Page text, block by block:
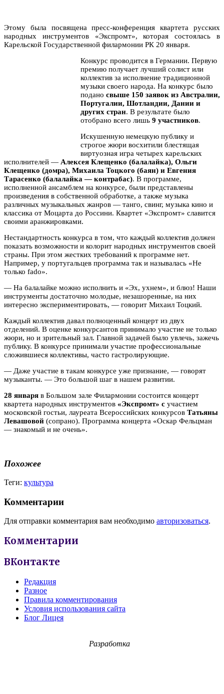
Этому была посвящена пресс-конференция квартета русских
народных инструментов «Экспромт», которая состоялась в
Карельской Государственной филармонии РК 20 января.
Конкурс проводится в Германии. Первую
премию получает лучший солист или
коллектив за исполнение традиционной
музыки своего народа. На конкурс было
подано свыше 150 заявок из Австралии,
Португалии, Шотландии, Дании и
других стран. В результате было
отобрано всего лишь 9 участников.
Искушенную немецкую публику и
строгое жюри восхитили блестящая
виртуозная игра четырех карельских
исполнителей — Алексея Клещенко (балалайка), Ольги
Клещенко (домра), Михаила Тоцкого (баян) и Евгения
Тарасенко (балалайка — контрабас). В программе,
исполненной ансамблем на конкурсе, были представлены
произведения в собственной обработке, а также музыка
различных музыкальных жанров — танго, свинг, музыка кино и
классика от Моцарта до Россини. Квартет «Экспромт» славится
своими аранжировками.
Нестандартность конкурса в том, что каждый коллектив должен
показать возможности и колорит народных инструментов своей
страны. При этом жестких требований к программе нет.
Например, у португальцев программа так и называлась «Не
только fado».
— На балалайке можно исполнить и «Эх, ухнем», и блюз! Наши
инструменты достаточно молодые, незашоренные, на них
интересно экспериментировать, — говорит Михаил Тоцкий.
Каждый коллектив давал полноценный концерт из двух
отделений. В оценке конкурсантов принимало участие не только
жюри, но и зрительный зал. Главной задачей было увлечь, зажечь
публику. В конкурсе принимали участие профессиональные
сложившиеся коллективы, часто гастролирующие.
— Даже участие в такам конкурсе уже признание, — говорят
музыканты. — Это большой шаг в нашем развитии.
28 января в Большом зале Филармонии состоится концерт
квартета народных инструментов «Экспромт» с участием
московской гостьи, лауреата Всероссийских конкурсов Татьяны
Левашовой (сопрано). Программа концерта «Оскар Фельцман
— знакомый и не очень».
Похожее
Теги: культура
Комментарии
Для отправки комментария вам необходимо авторизоваться.
Комментарии
ВКонтакте
Редакция
Разное
Правила комментирования
Условия использования сайта
Блог Лицея
Разработка